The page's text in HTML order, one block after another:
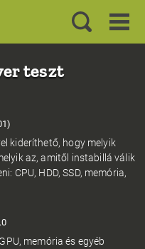
teszt
kideríthető, hogy melyik
az, amitől instabillá válik
CPU, HDD, SSD, memória,
memória és egyéb